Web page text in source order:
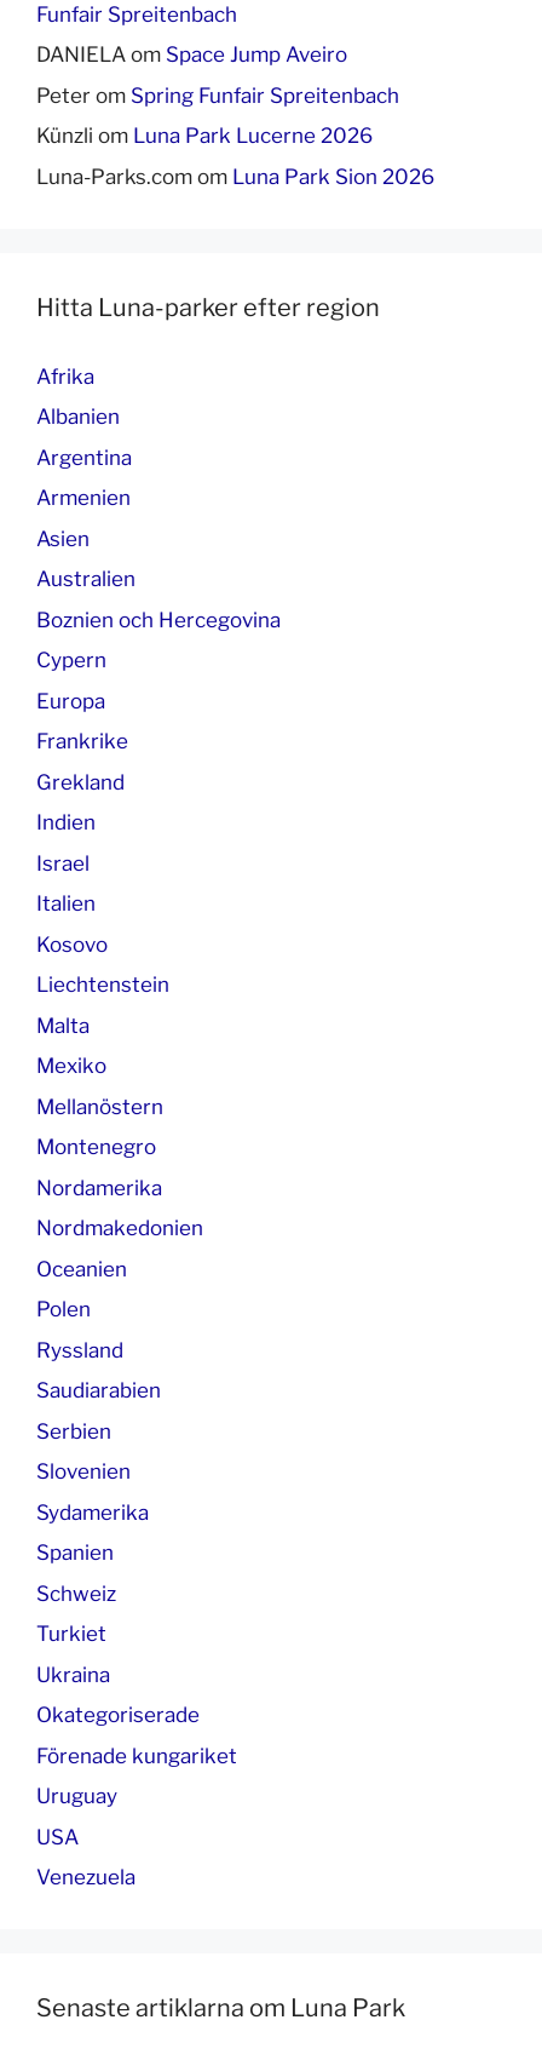
Funfair Spreitenbach
DANIELA om Space Jump Aveiro
Peter om Spring Funfair Spreitenbach
Künzli om Luna Park Lucerne 2026
Luna-Parks.com om Luna Park Sion 2026
Hitta Luna-parker efter region
Afrika
Albanien
Argentina
Armenien
Asien
Australien
Boznien och Hercegovina
Cypern
Europa
Frankrike
Grekland
Indien
Israel
Italien
Kosovo
Liechtenstein
Malta
Mexiko
Mellanöstern
Montenegro
Nordamerika
Nordmakedonien
Oceanien
Polen
Ryssland
Saudiarabien
Serbien
Slovenien
Sydamerika
Spanien
Schweiz
Turkiet
Ukraina
Okategoriserade
Förenade kungariket
Uruguay
USA
Venezuela
Senaste artiklarna om Luna Park